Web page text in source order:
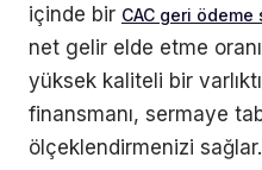
içinde bir CAC geri ödeme
net gelir elde etme
yüksek kaliteli bir
finansmanı, sermaye
ölçeklendirmenizi